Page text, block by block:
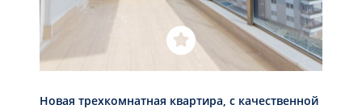
Новая трехкомнатная квартира, с качественной